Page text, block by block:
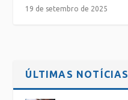
19 de setembro de 2025
ÚLTIMAS NOTÍCIAS